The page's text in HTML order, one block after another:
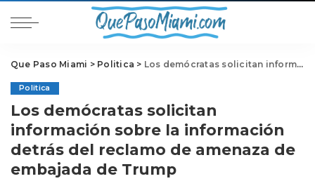
Que Paso Miami > Politica > Los demócratas solicitan información sobre la información detrás del reclamo de amenaza de embajada de Trump
Politica
Los demócratas solicitan
información sobre la información
detrás del reclamo de amenaza de
embajada de Trump